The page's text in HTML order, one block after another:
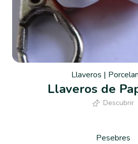
Llaveros |
Llaveros de
Descubrir
Pesebres